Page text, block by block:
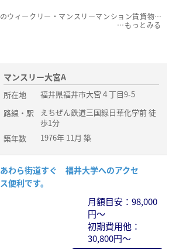
マンスリー大宮A
所在地
福井県福井市大宮４丁目9-5
路線・駅
えちぜん鉄道三国線日華化学前 徒
歩1分
築年数
1976年 11月 築
あわら街道すぐ 福井大学へのアクセ
ス便利です。
月額目安：98,000
円～
初期費用他：
30,800円～
日華化学前駅/大学近くのウィークリー・マンスリーマンション賃貸物件一覧を掲載中。敷金・礼金無料、家具・家電付をご紹介。こだわり条件での絞込みも簡単！
…